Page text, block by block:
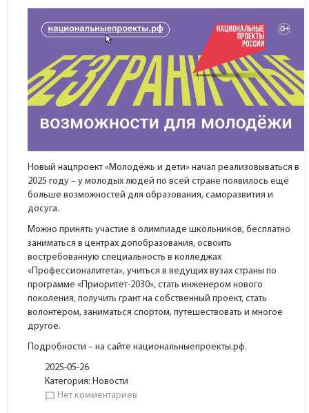
Новый нацпроект «Молодёжь и дети» начал реализовываться в
2025 году – у молодых людей по всей стране появилось ещё
больше возможностей для образования, саморазвития и
досуга.
Можно принять участие в олимпиаде школьников, бесплатно
заниматься в центрах допобразования, освоить
востребованную специальность в колледжах
«Профессионалитета», учиться в ведущих вузах страны по
программе «Приоритет-2030», стать инженером нового
поколения, получить грант на собственный проект, стать
волонтером, заниматься спортом, путешествовать и многое
другое.
Подробности – на сайте национальныепроекты.рф.
2025-05-26
Категория: Новости
chat_bubble_outline Нет комментариев